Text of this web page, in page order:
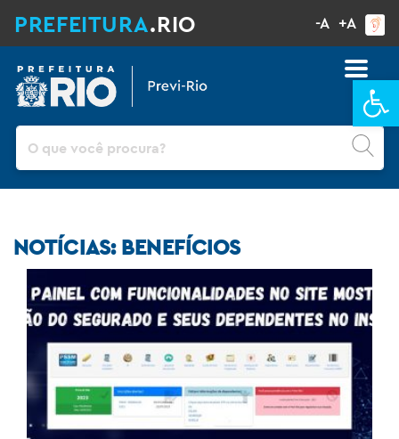
PREFEITURA.RIO -A +A
NOTÍCIAS: BENEFÍCIOS